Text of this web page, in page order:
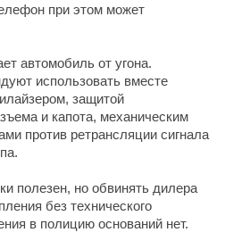
при этом может
автомобиль от угона.
использовать вместе
защитой
и капота, механическим
против ретрансляции сигнала
полезен, но обвинять дилера
без технического
в полицию оснований нет.